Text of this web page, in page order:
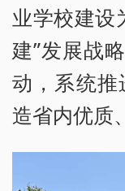
业学校建设
建”发展战
动，系统
造省内优质